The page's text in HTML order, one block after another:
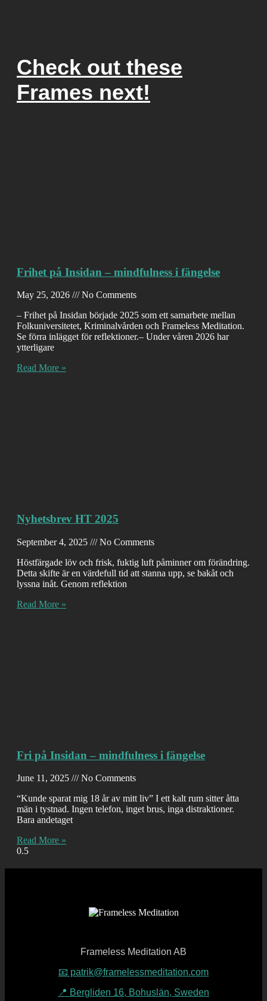
Check out these
Frames next!
Frihet på Insidan – mindfulness i fängelse
May 25, 2026
No Comments
– Frihet på Insidan började 2025 som ett samarbete mellan
Folkuniversitetet, Kriminalvården och Frameless Meditation.
Se förra inlägget för reflektioner.– Under våren 2026 har
ytterligare
Read More »
Nyhetsbrev HT 2025
September 4, 2025
No Comments
Höstfärgade löv och frisk, fuktig luft påminner om förändring.
Detta skifte är en värdefull tid att stanna upp, se bakåt och
lyssna inåt. Genom reflektion
Read More »
Fri på Insidan – mindfulness i fängelse
June 11, 2025
No Comments
“Kunde sparat mig 18 år av mitt liv” I ett kalt rum sitter åtta
män i tystnad. Ingen telefon, inget brus, inga distraktioner.
Bara andetaget
Read More »
Frameless Meditation AB
📧 patrik@framelessmeditation.com
📍 Bergliden 16, Bohuslän, Sweden